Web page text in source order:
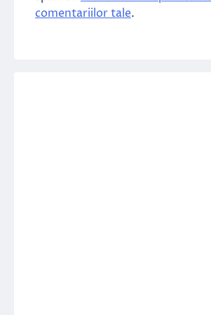
comentariilor tale.